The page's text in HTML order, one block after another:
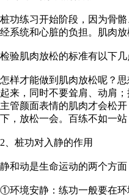
桩功练习开始阶段，因为骨
经系统和心脏的负担。肌肉
检验肌肉放松的标准有以下
怎样才能做到肌肉放松呢？
起来，同时不要耸肩、动肩
主管颜面表情的肌肉才会松
下，放松一会。百练不如一站
2、桩功对入静的作用
静和动是生命运动的两个方
①环境安静：练功一般要在环